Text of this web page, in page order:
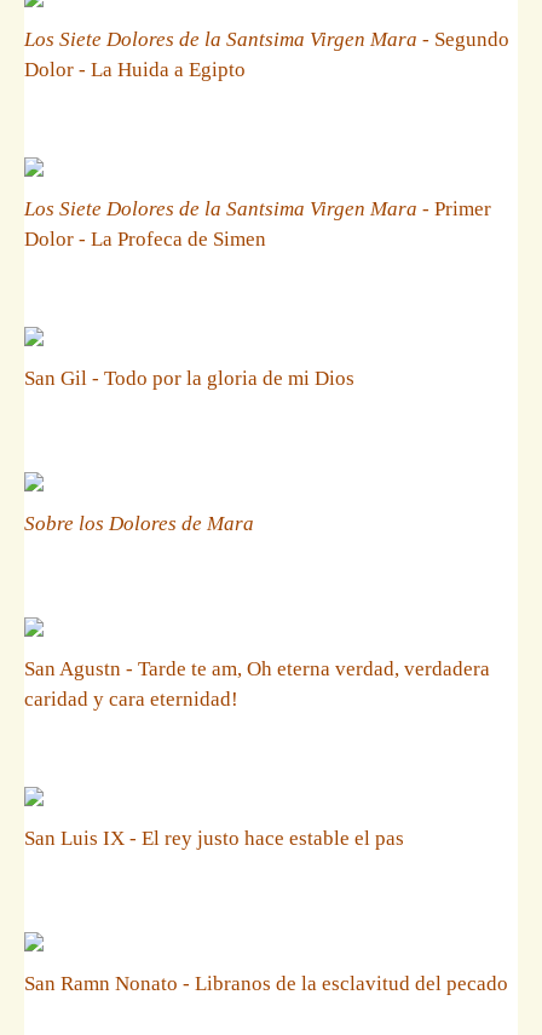
Los Siete Dolores de la Santsima Virgen Mara - Segundo
Dolor - La Huida a Egipto
Los Siete Dolores de la Santsima Virgen Mara - Primer
Dolor - La Profeca de Simen
San Gil - Todo por la gloria de mi Dios
Sobre los Dolores de Mara
San Agustn - Tarde te am, Oh eterna verdad, verdadera
caridad y cara eternidad!
San Luis IX - El rey justo hace estable el pas
San Ramn Nonato - Libranos de la esclavitud del pecado